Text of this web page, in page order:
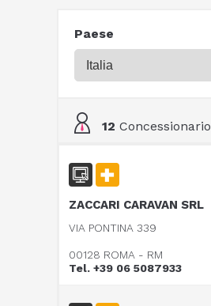
Paese
12 Concessionario
ZACCARI CARAVAN SRL
VIA PONTINA 339
00128 ROMA - RM
Tel. +39 06 5087933